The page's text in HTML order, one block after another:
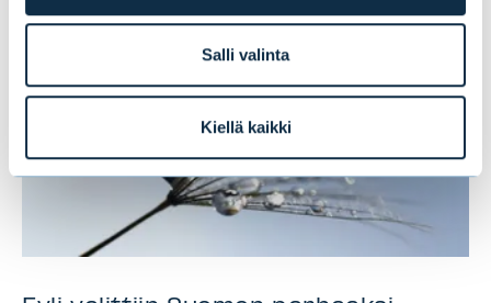
Salli valinta
Kiellä kaikki